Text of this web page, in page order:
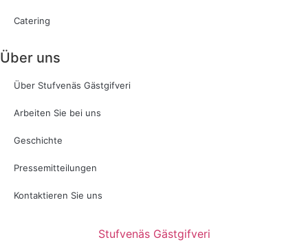
Catering
Über uns
Über Stufvenäs Gästgifveri
Arbeiten Sie bei uns
Geschichte
Pressemitteilungen
Kontaktieren Sie uns
Stufvenäs Gästgifveri